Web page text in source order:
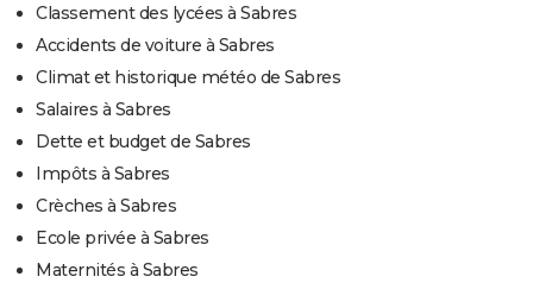
Classement des lycées à Sabres
Accidents de voiture à Sabres
Climat et historique météo de Sabres
Salaires à Sabres
Dette et budget de Sabres
Impôts à Sabres
Crèches à Sabres
Ecole privée à Sabres
Maternités à Sabres